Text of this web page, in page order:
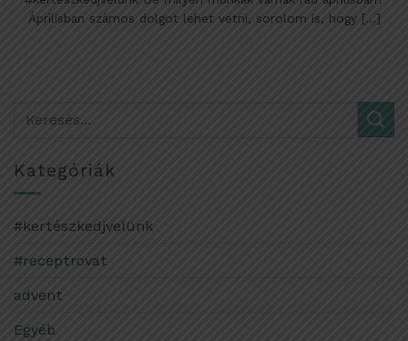
Áprilisban számos dolgot lehet vetni, sorolom is, hogy [...]
Kategóriák
#kertészkedjvelünk
#receptrovat
advent
Egyéb